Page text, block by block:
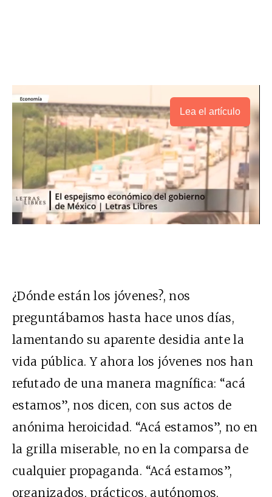
Lea el artículo
¿Dónde están los jóvenes?, nos
preguntábamos hasta hace unos días,
lamentando su aparente desidia ante la
vida pública. Y ahora los jóvenes nos han
refutado de una manera magnífica: “acá
estamos”, nos dicen, con sus actos de
anónima heroicidad. “Acá estamos”, no en
la grilla miserable, no en la comparsa de
cualquier propaganda. “Acá estamos”,
organizados, prácticos, autónomos,